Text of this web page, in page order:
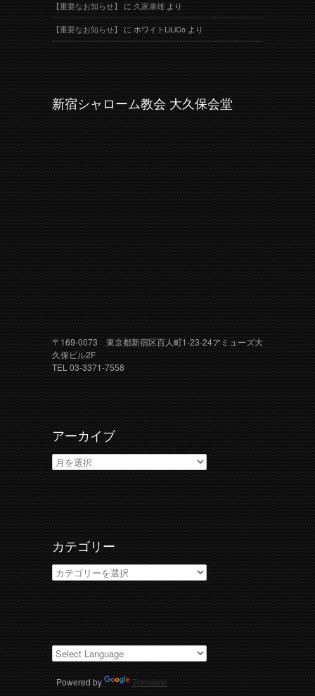
【重要なお知らせ】に久家康雄より
【重要なお知らせ】にホワイトLiLiCoより
新宿シャローム教会 大久保会堂
〒169-0073 東京都新宿区百人町1-23-24アミューズ大
久保ビル2F
TEL 03-3371-7558
アーカイブ
ア
ー
カ
イ
ブ
カテゴリー
カ
テ
ゴ
リ
ー
Powered by Translate